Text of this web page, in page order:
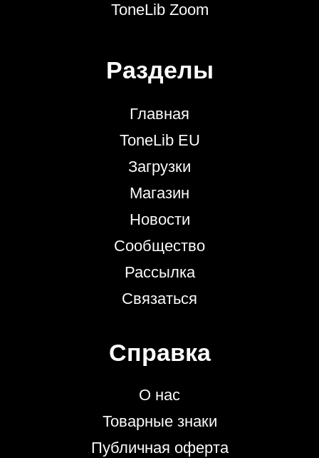
ToneLib Zoom
Разделы
Главная
ToneLib EU
Загрузки
Магазин
Новости
Сообщество
Рассылка
Связаться
Справка
О нас
Товарные знаки
Публичная оферта